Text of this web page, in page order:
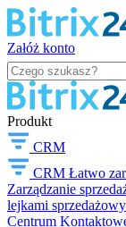
Załóż konto
Produkt
CRM
CRM Łatwo
Zarządzanie
lejkami
Centrum